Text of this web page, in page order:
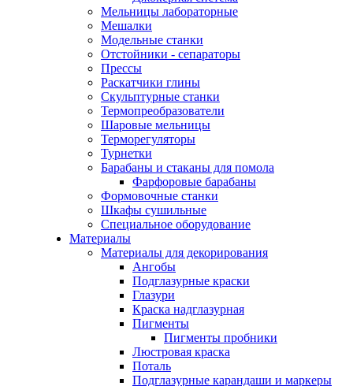
Мельницы лабораторные
Мешалки
Модельные станки
Отстойники - сепараторы
Прессы
Раскатчики глины
Скульптурные станки
Термопреобразователи
Шаровые мельницы
Терморегуляторы
Турнетки
Барабаны и стаканы для помола
Фарфоровые барабаны
Формовочные станки
Шкафы сушильные
Специальное оборудование
Материалы
Материалы для декорирования
Ангобы
Подглазурные краски
Глазури
Краска надглазурная
Пигменты
Пигменты пробники
Люстровая краска
Поталь
Подглазурные карандаши и маркеры